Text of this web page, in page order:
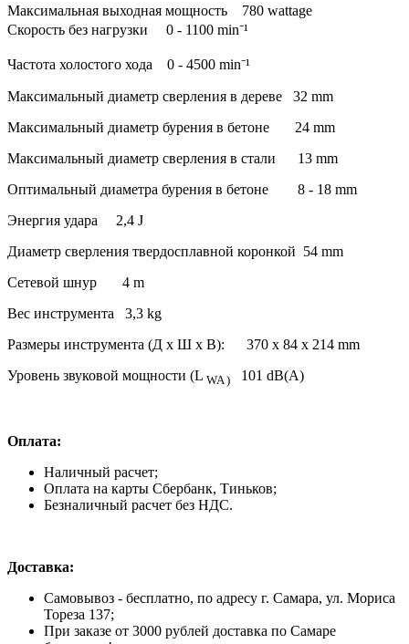
Максимальная выходная мощность 780 wattage
Скорость без нагрузки 0 - 1100 min⁻¹
Частота холостого хода 0 - 4500 min⁻¹
Максимальный диаметр сверления в дереве 32 mm
Максимальный диаметр бурения в бетоне 24 mm
Максимальный диаметр сверления в стали 13 mm
Оптимальный диаметра бурения в бетоне 8 - 18 mm
Энергия удара 2,4 J
Диаметр сверления твердосплавной коронкой 54 mm
Сетевой шнур 4 m
Вес инструмента 3,3 kg
Размеры инструмента (Д х Ш х В): 370 x 84 x 214 mm
Уровень звуковой мощности (L WA ) 101 dB(A)
Оплата:
Наличный расчет;
Оплата на карты Сбербанк, Тиньков;
Безналичный расчет без НДС.
Доставка:
Самовывоз - бесплатно, по адресу г. Самара, ул. Мориса
Тореза 137;
При заказе от 3000 рублей доставка по Самаре